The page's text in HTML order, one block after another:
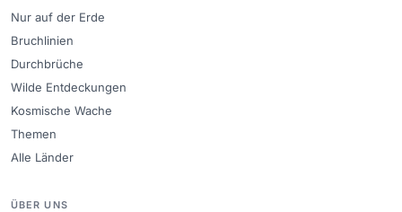
Nur auf der Erde
Bruchlinien
Durchbrüche
Wilde Entdeckungen
Kosmische Wache
Themen
Alle Länder
ÜBER UNS